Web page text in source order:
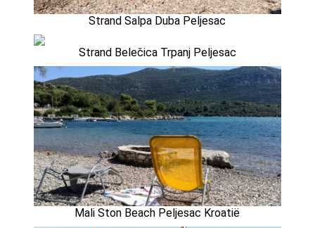
Strand Salpa Duba Peljesac
Strand Belečica Trpanj Peljesac
Mali Ston Beach Peljesac Kroatië